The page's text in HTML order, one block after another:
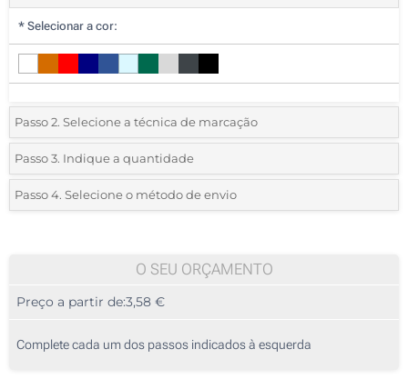
* Selecionar a cor:
Passo 2. Selecione a técnica de marcação
*Selecione o tipo de marcação e as cores do logotipo:
1 Cor (Num lado)
Passo 3. Indique a quantidade
*Pedido mínimo 10 (total de pedido)
Calcular preço
Passo 4. Selecione o método de envio
O SEU ORÇAMENTO
Preço a partir de:3,58 €
Complete cada um dos passos indicados à esquerda